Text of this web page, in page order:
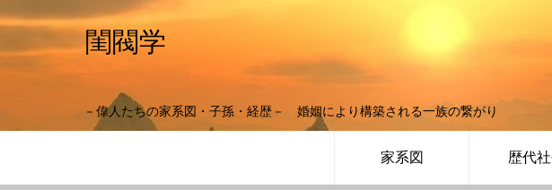
閨閥学
－偉人たちの家系図・子孫・経歴－ 婚姻により構築される一族の繋がり
家系図 歴代